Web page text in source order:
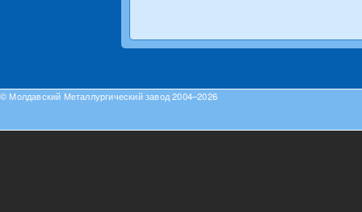
© Молдавский Металлургический завод 2004–2026